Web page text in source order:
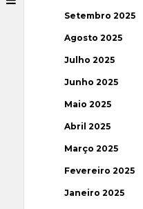
Setembro 2025
Agosto 2025
Julho 2025
Junho 2025
Maio 2025
Abril 2025
Março 2025
Fevereiro 2025
Janeiro 2025